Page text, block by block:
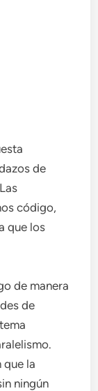
de
código,
que los
de manera
de
que la
ningún